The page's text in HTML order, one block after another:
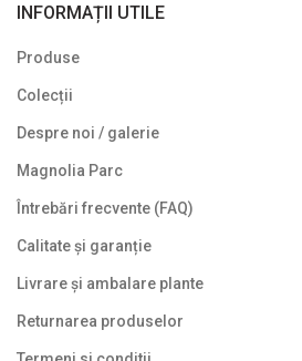
Plante pitice
Reduceri
Soiuri speciale/licențiate
Uncategorized
INFORMAȚII UTILE
Produse
Colecții
Despre noi / galerie
Magnolia Parc
Întrebări frecvente (FAQ)
Calitate și garanție
Livrare și ambalare plante
Returnarea produselor